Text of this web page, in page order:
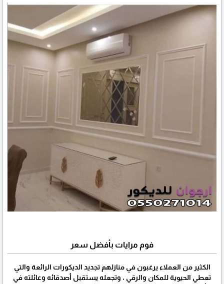
فوم مرايات بأفضل سعر
الكثير من العملاء يرغبون في منازلهم تجديد الديكورات الرائعة والتي
تعطي الحيوية للمكان والرقي ، وتجعله يستقبل أصدقائه وعائلته في